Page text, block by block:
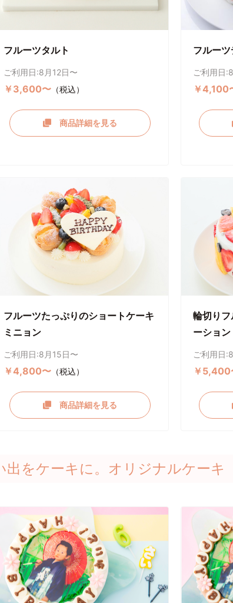
フルーツタルト
ご利用日:8月12日〜
￥3,600〜 （税込）
商品詳細を見る
フルー
ご利用日
￥4,100
フルーツたっぷりのショートケーキ
ミニョン
ご利用日:8月15日〜
￥4,800〜 （税込）
商品詳細を見る
輪切り
ーション
ご利用日
￥5,400
出をケーキに。オリジナルケーキ